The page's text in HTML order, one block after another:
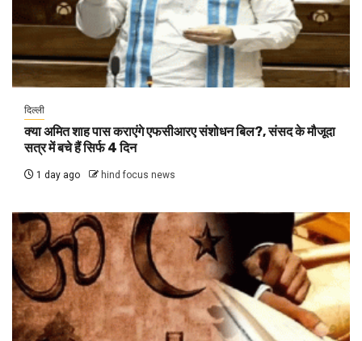
दिल्ली
क्या अमित शाह पास कराएंगे एफसीआरए संशोधन बिल?, संसद के मौजूदा
सत्र में बचे हैं सिर्फ 4 दिन
1 day ago hind focus news